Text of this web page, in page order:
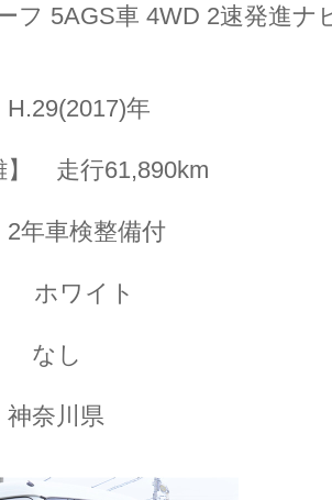
フ 5AGS車 4WD 2速発進ナ
年
】 走行61,890km
年車検整備付
ホワイト
なし
奈川県